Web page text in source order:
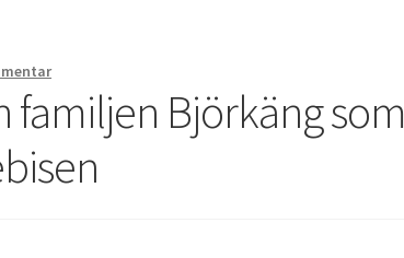
Björkäng som